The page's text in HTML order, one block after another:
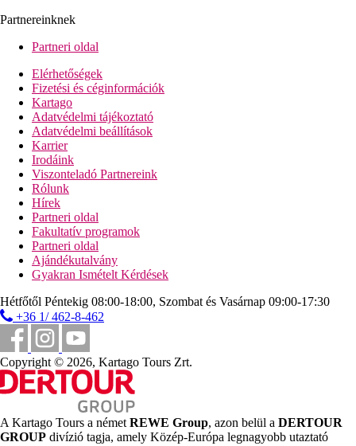
Partnereinknek
Partneri oldal
Elérhetőségek
Fizetési és céginformációk
Kartago
Adatvédelmi tájékoztató
Adatvédelmi beállítások
Karrier
Irodáink
Viszonteladó Partnereink
Rólunk
Hírek
Partneri oldal
Fakultatív programok
Partneri oldal
Ajándékutalvány
Gyakran Ismételt Kérdések
Hétfőtől Péntekig 08:00-18:00, Szombat és Vasárnap 09:00-17:30
+36 1/ 462-8-462
Copyright © 2026, Kartago Tours Zrt.
A Kartago Tours a német REWE Group, azon belül a DERTOUR
GROUP divízió tagja, amely Közép-Európa legnagyobb utaztató